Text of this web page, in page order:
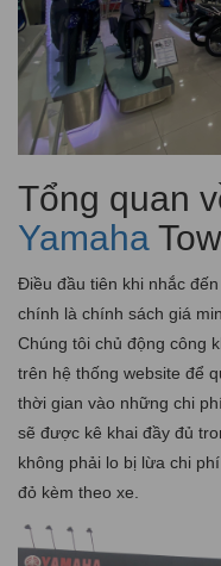
Tổng quan
Yamaha
Điều đầu tiên khi nhắc đến
chính là chính sách giá
Chúng tôi chủ động công
trên hệ thống website để
thời gian vào những chi
sẽ được kê khai đầy đủ
không phải lo bị lừa chi
đỏ kèm theo xe.